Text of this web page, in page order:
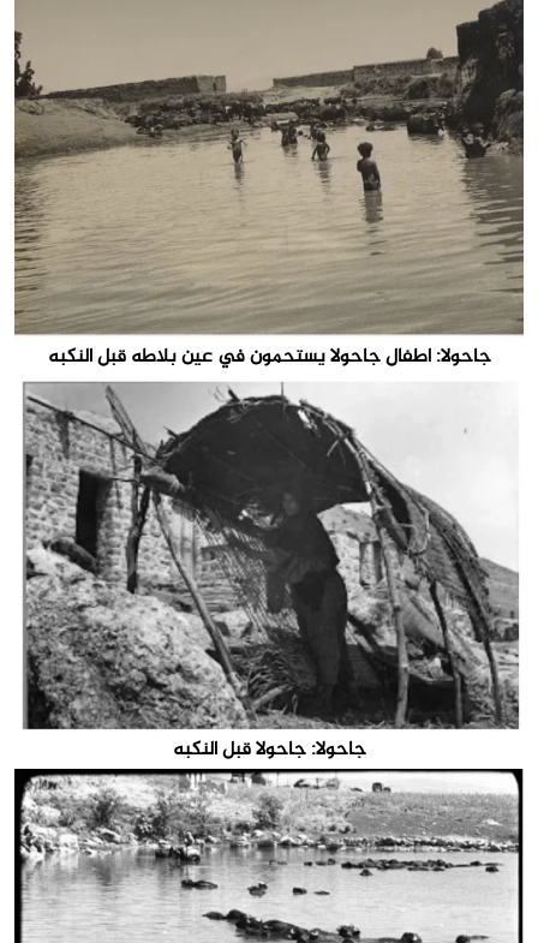
جاحولا: اطفال جاحولا يستحمون في عين بلاطه قبل النكبه
جاحولا: جاحولا قبل النكبه